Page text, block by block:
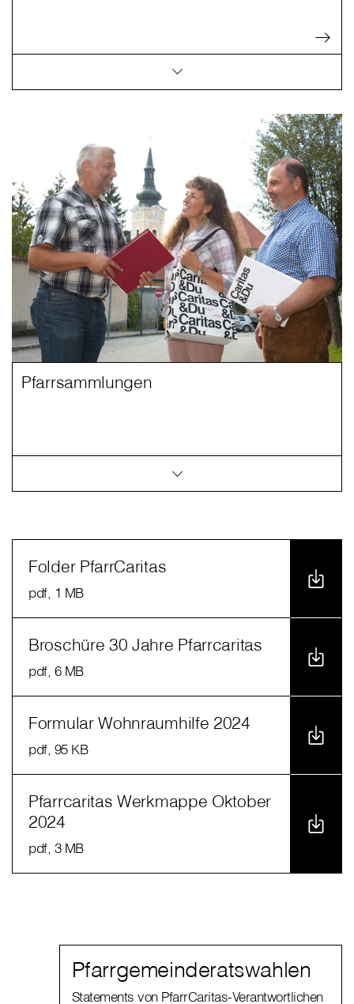
Pfarrsammlungen
Folder PfarrCaritas
pdf, 1 MB
Broschüre 30 Jahre Pfarrcaritas
pdf, 6 MB
Formular Wohnraumhilfe 2024
pdf, 95 KB
Pfarrcaritas Werkmappe Oktober
2024
pdf, 3 MB
Pfarrgemeinderatswahlen
Statements von PfarrCaritas-Verantwortlichen